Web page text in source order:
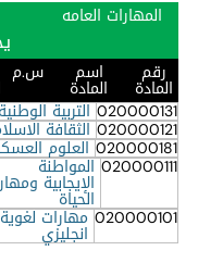
المهارات العامه
رقم
المادة
اسم
المادة
س.م
020000131 التربية
020000121 الثقافة
020000181 العلوم
020000111 المواطنة
الإيجابية
الحياة
020000101 مهارات
انجليزي